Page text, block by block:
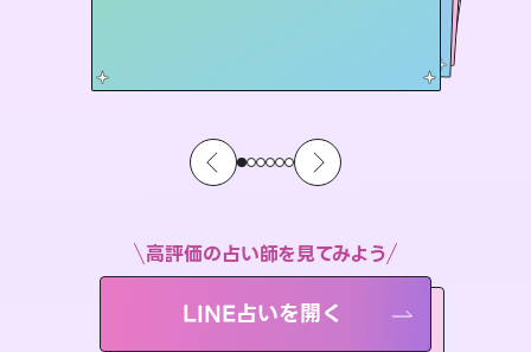
高評価の占い師を見てみよう
LINE占いを開く